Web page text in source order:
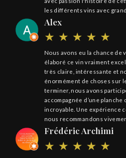
les différents vins avec
Alex
Nous avons eu la chance
élaboré ce vin vraiment
très claire, intéressante et
énormément de choses sur
terminer, nous avons
accompagnée d’une
incroyable. Une expérience
nous recommandons
Frédéric Archimi